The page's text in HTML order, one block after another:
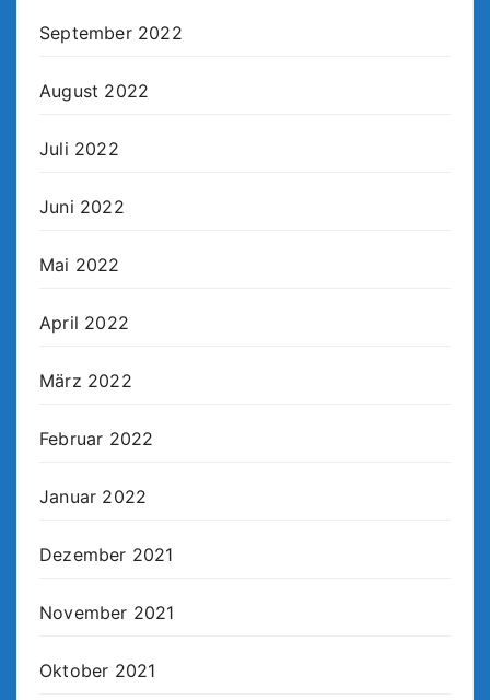
September 2022
August 2022
Juli 2022
Juni 2022
Mai 2022
April 2022
März 2022
Februar 2022
Januar 2022
Dezember 2021
November 2021
Oktober 2021